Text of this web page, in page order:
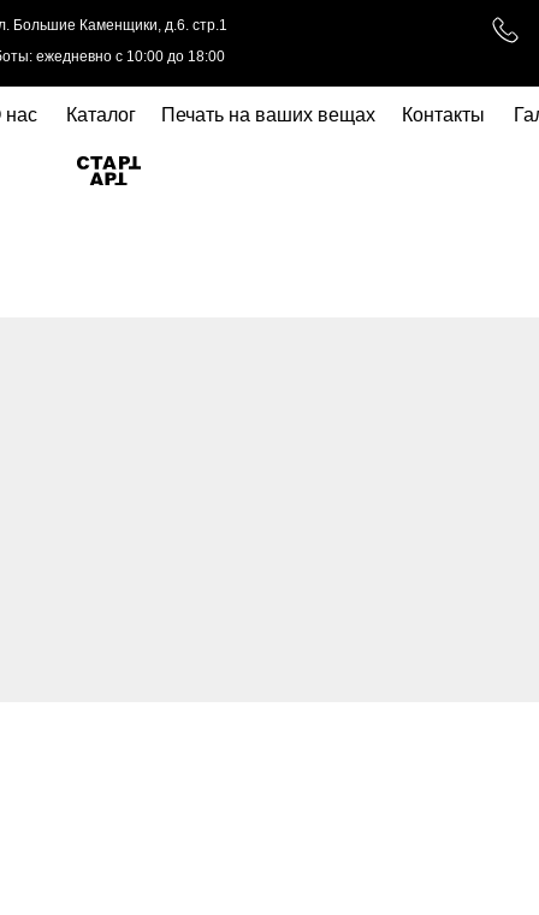
Большие Каменщики, д.6. стр.1
ежедневно с 10:00 до 18:00
нас Контакты
Каталог Печать на ваших вещах